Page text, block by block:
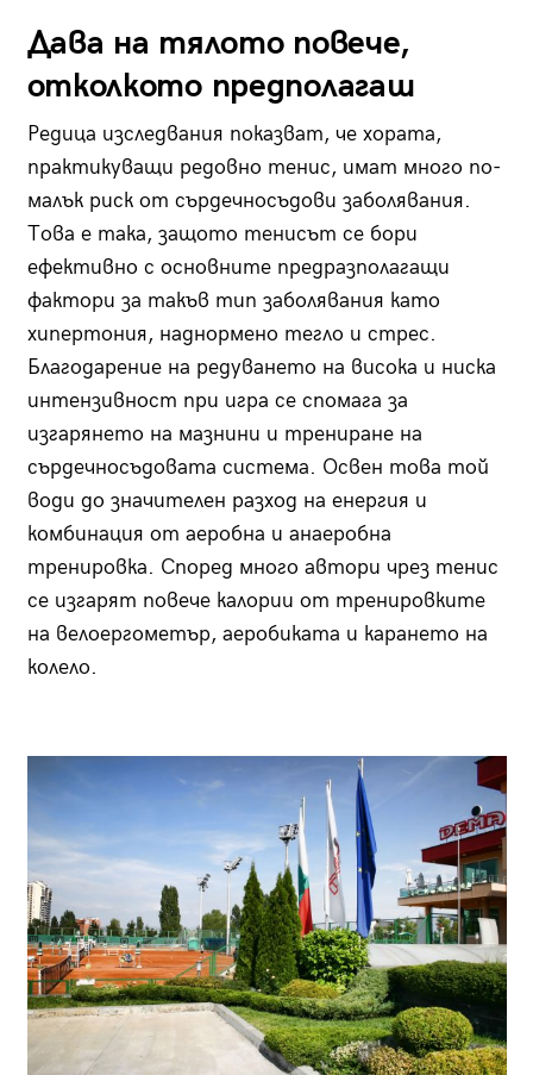
Дава на тялото повече,
отколкото предполагаш
Редица изследвания показват, че хората,
практикуващи редовно тенис, имат много по-
малък риск от сърдечносъдови заболявания.
Това е така, защото тенисът се бори
ефективно с основните предразполагащи
фактори за такъв тип заболявания като
хипертония, наднормено тегло и стрес.
Благодарение на редуването на висока и ниска
интензивност при игра се спомага за
изгарянето на мазнини и трениране на
сърдечносъдовата система. Освен това той
води до значителен разход на енергия и
комбинация от аеробна и анаеробна
тренировка. Според много автори чрез тенис
се изгарят повече калории от тренировките
на велоергометър, аеробиката и карането на
колело.